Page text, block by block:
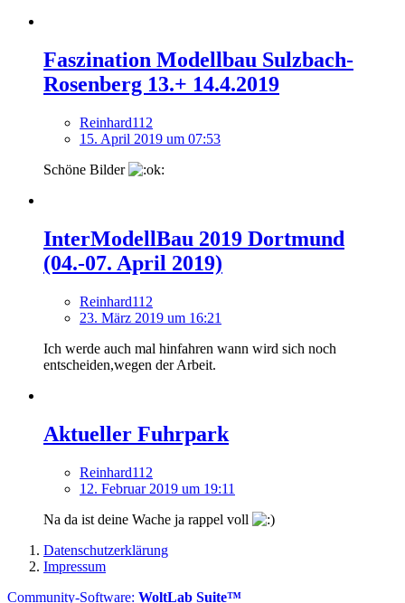
Faszination Modellbau Sulzbach-
Rosenberg 13.+ 14.4.2019
Reinhard112
15. April 2019 um 07:53
Schöne Bilder
InterModellBau 2019 Dortmund
(04.-07. April 2019)
Reinhard112
23. März 2019 um 16:21
Ich werde auch mal hinfahren wann wird sich noch
entscheiden,wegen der Arbeit.
Aktueller Fuhrpark
Reinhard112
12. Februar 2019 um 19:11
Na da ist deine Wache ja rappel voll
Datenschutzerklärung
Impressum
Community-Software: WoltLab Suite™